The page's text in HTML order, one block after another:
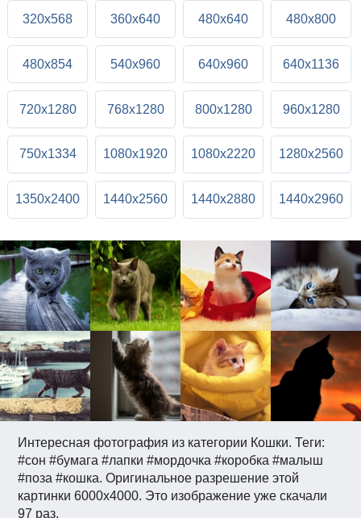
Интересная фотография из категории Кошки. Теги:
#сон #бумага #лапки #мордочка #коробка #малыш
#поза #кошка. Оригинальное разрешение этой
картинки 6000x4000. Это изображение уже скачали
97 раз.
320x568 360x640 480x640 480x800
480x854 540x960 640x960 640x1136
720x1280 768x1280 800x1280 960x1280
750x1334 1080x1920 1080x2220 1280x2560
1350x2400 1440x2560 1440x2880 1440x2960